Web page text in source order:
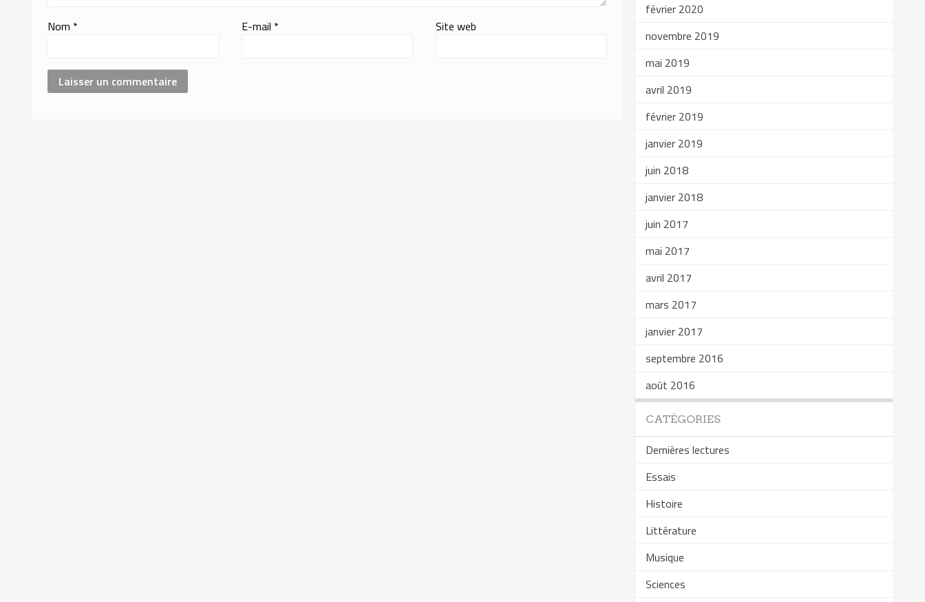
Nom * E-mail * Site web
février 2020
novembre 2019
mai 2019
avril 2019
février 2019
janvier 2019
juin 2018
janvier 2018
juin 2017
mai 2017
avril 2017
mars 2017
janvier 2017
septembre 2016
août 2016
CATÉGORIES
Dernières lectures
Essais
Histoire
Littérature
Musique
Sciences